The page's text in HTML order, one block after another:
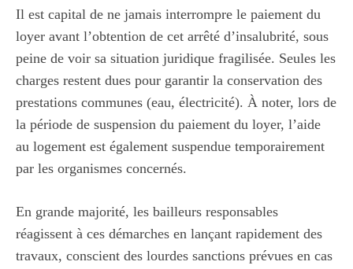
Il est capital de ne jamais interrompre le paiement du
loyer avant l’obtention de cet arrêté d’insalubrité, sous
peine de voir sa situation juridique fragilisée. Seules les
charges restent dues pour garantir la conservation des
prestations communes (eau, électricité). À noter, lors de
la période de suspension du paiement du loyer, l’aide
au logement est également suspendue temporairement
par les organismes concernés.
En grande majorité, les bailleurs responsables
réagissent à ces démarches en lançant rapidement des
travaux, conscient des lourdes sanctions prévues en cas